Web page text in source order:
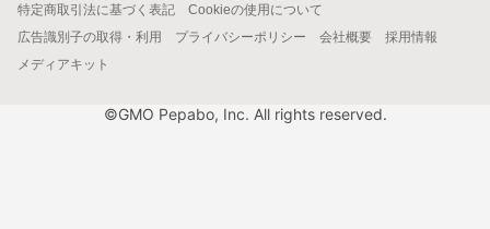
特定商取引法に基づく表記
Cookieの使用について
広告識別子の取得・利用
プライバシーポリシー 会社概要
採用情報
メディアキット
©GMO Pepabo, Inc. All rights reserved.